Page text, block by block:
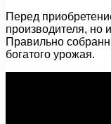
Перед
производителя, но
Правильно
богатого урожая.